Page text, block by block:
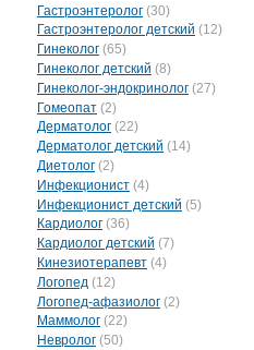
Гастроэнтеролог (30)
Гастроэнтеролог детский (12)
Гинеколог (65)
Гинеколог детский (8)
Гинеколог-эндокринолог (27)
Гомеопат (2)
Дерматолог (22)
Дерматолог детский (14)
Диетолог (2)
Инфекционист (4)
Инфекционист детский (5)
Кардиолог (36)
Кардиолог детский (7)
Кинезиотерапевт (4)
Логопед (12)
Логопед-афазиолог (2)
Маммолог (22)
Невролог (50)